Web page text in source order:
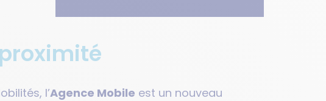
l’Agence Mobile est un nouveau